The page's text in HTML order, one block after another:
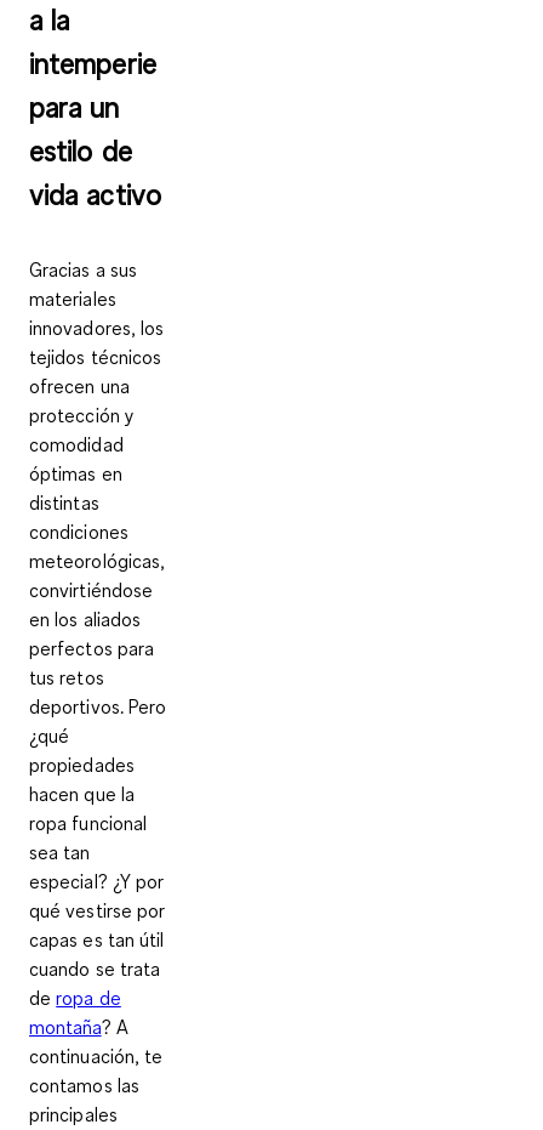
a la
intemperie
para un
estilo de
vida activo
Gracias a sus
materiales
innovadores, los
tejidos técnicos
ofrecen una
protección y
comodidad
óptimas en
distintas
condiciones
meteorológicas,
convirtiéndose
en los aliados
perfectos para
tus retos
deportivos. Pero
¿qué
propiedades
hacen que la
ropa funcional
sea tan
especial? ¿Y por
qué vestirse por
capas es tan útil
cuando se trata
deropa de
montaña? A
continuación, te
contamos las
principales